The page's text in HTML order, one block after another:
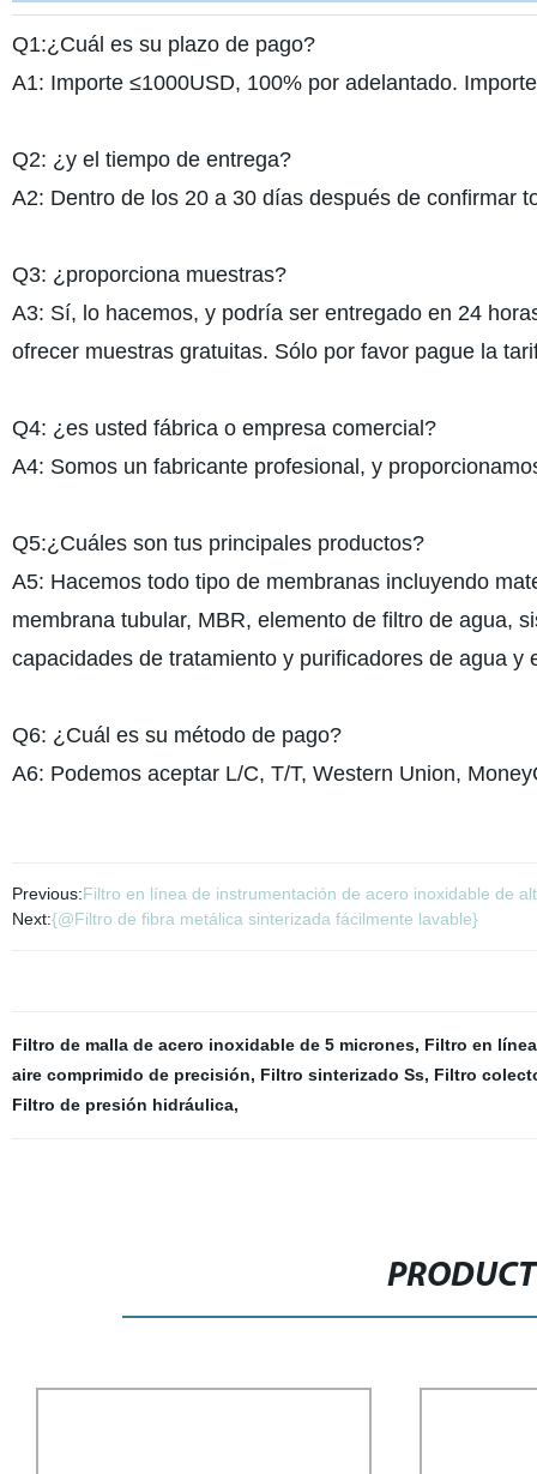
Q1:¿Cuál es su plazo de pago?
A1: Importe ≤1000USD, 100% por adelantado.
Q2: ¿y el tiempo de entrega?
A2: Dentro de los 20 a 30 días después de confirmar
Q3: ¿proporciona muestras?
A3: Sí, lo hacemos, y podría ser entregado en 24
ofrecer muestras gratuitas. Sólo por favor pague la
Q4: ¿es usted fábrica o empresa comercial?
A4: Somos un fabricante profesional, y
Q5:¿Cuáles son tus principales productos?
A5: Hacemos todo tipo de membranas incluyendo
membrana tubular, MBR, elemento de filtro de agua,
capacidades de tratamiento y purificadores de agua y
Q6: ¿Cuál es su método de pago?
A6: Podemos aceptar L/C, T/T, Western Union,
Previous:Filtro en línea de instrumentación de acero inoxidable de
Next:{@Filtro de fibra metálica sinterizada fácilmente lavable}
Filtro de malla de acero inoxidable de 5 micrones, Filtro en
aire comprimido de precisión, Filtro sinterizado Ss, Filtro
Filtro de presión hidráulica,